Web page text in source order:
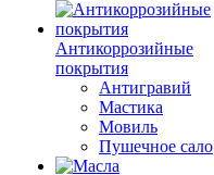
Антикоррозийные
покрытия
Антигравий
Мастика
Мовиль
Пушечное сало